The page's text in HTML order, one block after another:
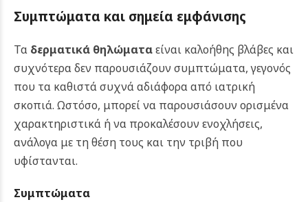
Συμπτώματα και σημεία εμφάνισης
Τα δερματικά θηλώματαείναι καλοήθης βλάβες και
συχνότερα δεν παρουσιάζουν συμπτώματα, γεγονός
που τα καθιστά συχνά αδιάφορα από ιατρική
σκοπιά. Ωστόσο, μπορεί να παρουσιάσουν ορισμένα
χαρακτηριστικά ή να προκαλέσουν ενοχλήσεις,
ανάλογα με τη θέση τους και την τριβή που
υφίστανται.
Συμπτώματα